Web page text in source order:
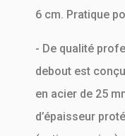
6 cm. Pratique
- De qualité
debout est
en acier de 25
d’épaisseur